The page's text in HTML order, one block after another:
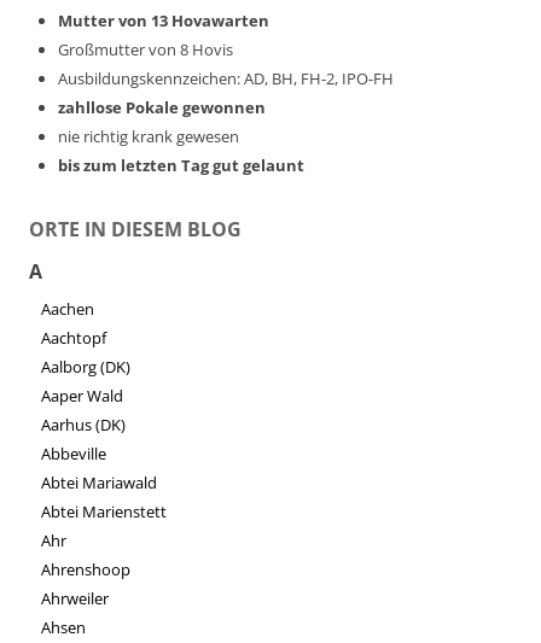
Mutter von 13 Hovawarten
Großmutter von 8 Hovis
Ausbildungskennzeichen: AD, BH, FH-2, IPO-FH
zahllose Pokale gewonnen
nie richtig krank gewesen
bis zum letzten Tag gut gelaunt
ORTE IN DIESEM BLOG
A
Aachen
Aachtopf
Aalborg (DK)
Aaper Wald
Aarhus (DK)
Abbeville
Abtei Mariawald
Abtei Marienstett
Ahr
Ahrenshoop
Ahrweiler
Ahsen